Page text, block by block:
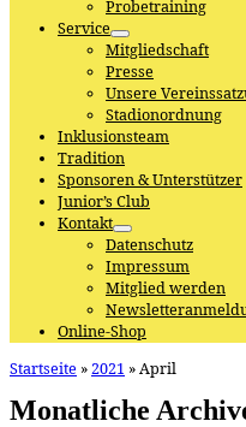
Probetraining
Service
Mitgliedschaft
Presse
Unsere
Stadionordnung
Inklusionsteam
Tradition
Sponsoren & Unterstützer
Junior’s Club
Kontakt
Datenschutz
Impressum
Mitglied werden
Online-Shop
Startseite »2021 »April
Monatliche